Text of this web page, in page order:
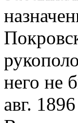
него не
авг.